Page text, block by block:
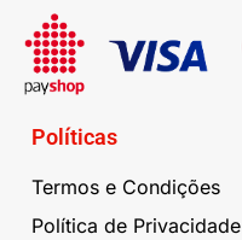
Políticas
Termos e Condições
Política de Privacidade